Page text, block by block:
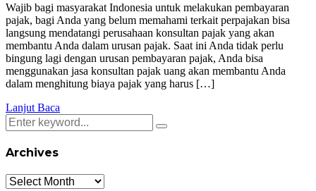
Wajib bagi masyarakat Indonesia untuk melakukan pembayaran
pajak, bagi Anda yang belum memahami terkait perpajakan bisa
langsung mendatangi perusahaan konsultan pajak yang akan
membantu Anda dalam urusan pajak. Saat ini Anda tidak perlu
bingung lagi dengan urusan pembayaran pajak, Anda bisa
menggunakan jasa konsultan pajak uang akan membantu Anda
dalam menghitung biaya pajak yang harus […]
Lanjut Baca
Archives
Archives